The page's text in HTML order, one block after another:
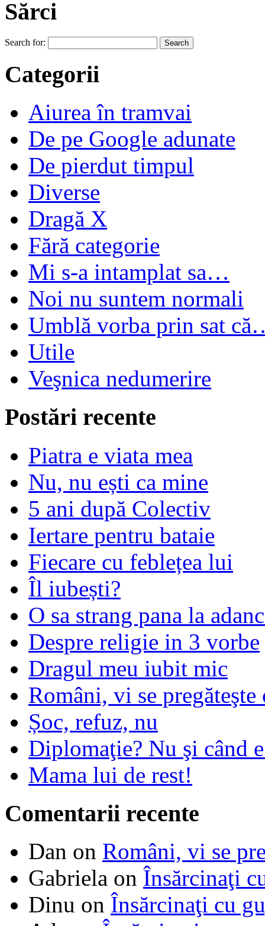
Sărci
Search for:
Categorii
Aiurea în tramvai
De pe Google adunate
De pierdut timpul
Diverse
Dragă X
Fără categorie
Mi s-a intamplat sa…
Noi nu suntem normali
Umblă vorba prin sat
Utile
Veşnica nedumerire
Postări recente
Piatra e viata mea
Nu, nu ești ca mine
5 ani după Colectiv
Iertare pentru bataie
Fiecare cu feblețea lui
Îl iubești?
O sa strang pana la
Despre religie in 3 vorbe
Dragul meu iubit mic
Români, vi se pregăteşte
Șoc, refuz, nu
Diplomaţie? Nu şi când
Mama lui de rest!
Comentarii recente
Dan on Români, vi se
Gabriela on Însărcinaţi
Dinu on Însărcinaţi cu